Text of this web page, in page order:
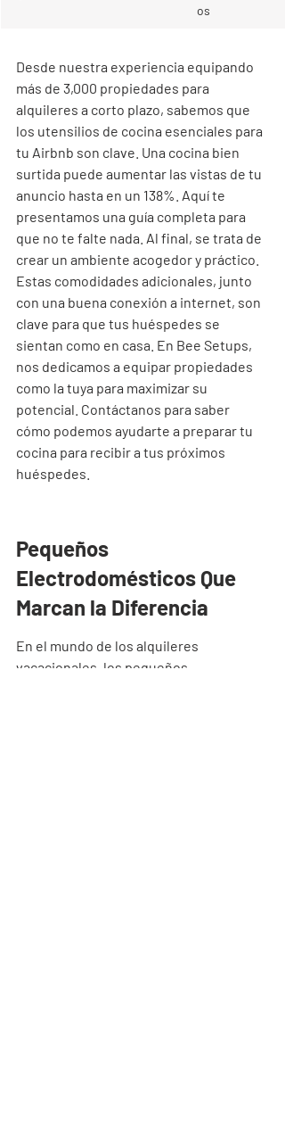
os
Desde nuestra experiencia equipando
más de 3,000 propiedades para
alquileres a corto plazo, sabemos que
los utensilios de cocina esenciales para
tu Airbnb son clave. Una cocina bien
surtida puede aumentar las vistas de tu
anuncio hasta en un 138%. Aquí te
presentamos una guía completa para
que no te falte nada. Al final, se trata de
crear un ambiente acogedor y práctico.
Estas comodidades adicionales, junto
con una buena conexión a internet, son
clave para que tus huéspedes se
sientan como en casa. En Bee Setups,
nos dedicamos a equipar propiedades
como la tuya para maximizar su
potencial. Contáctanos para saber
cómo podemos ayudarte a preparar tu
cocina para recibir a tus próximos
huéspedes.
Pequeños
Electrodomésticos Que
Marcan la Diferencia
En el mundo de los alquileres
vacacionales, los pequeños